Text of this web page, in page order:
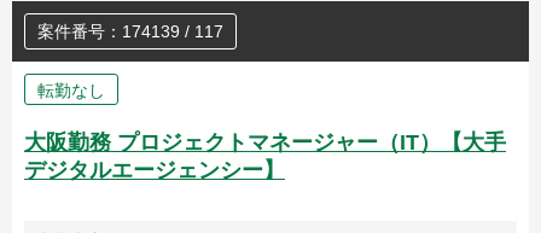
案件番号：174139 / 117
転勤なし
大阪勤務 プロジェクトマネージャー（IT）【大手
デジタルエージェンシー】